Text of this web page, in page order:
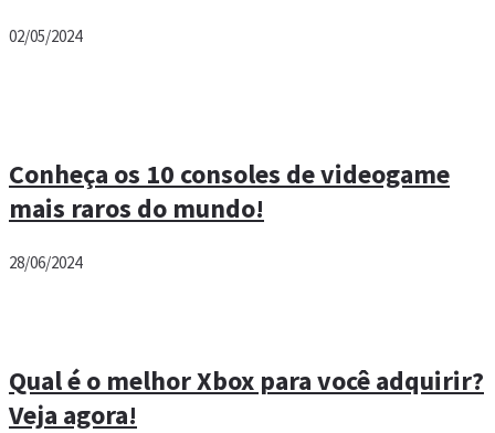
02/05/2024
Conheça os 10 consoles de videogame
mais raros do mundo!
28/06/2024
Qual é o melhor Xbox para você adquirir?
Veja agora!